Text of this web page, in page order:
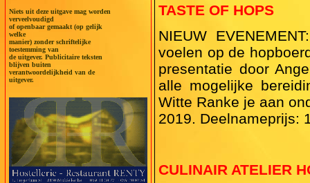
Niets uit deze uitgave mag worden
verveelvoudigd
of openbaar gemaakt (op gelijk
welke
manier) zonder schriftelijke
toestemming van
de uitgever. Publicitaire teksten
blijven buiten
verantwoordelijkheid van de
uitgever.
TASTE OF HOPS
NIEUW
voelen op de
presentatie door
alle mogelijke
Witte Ranke je aan
2019. Deelnameprijs:
CULINAIR ATELIER